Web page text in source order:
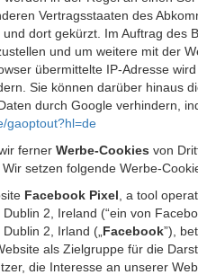
Vertragsstaaten des
dort gekürzt. Im Auftrag
und um weitere mit der
übermittelte IP-Adresse
Sie können darüber hinaus
durch Google verhindern,
gaoptout?hl=de
ferner Werbe-Cookies von
setzen folgende Werbe-
Facebook Pixel , a tool
2, Ireland (“ein von
2, Irland („ Facebook”),
als Zielgruppe für die
die Interesse an unserer